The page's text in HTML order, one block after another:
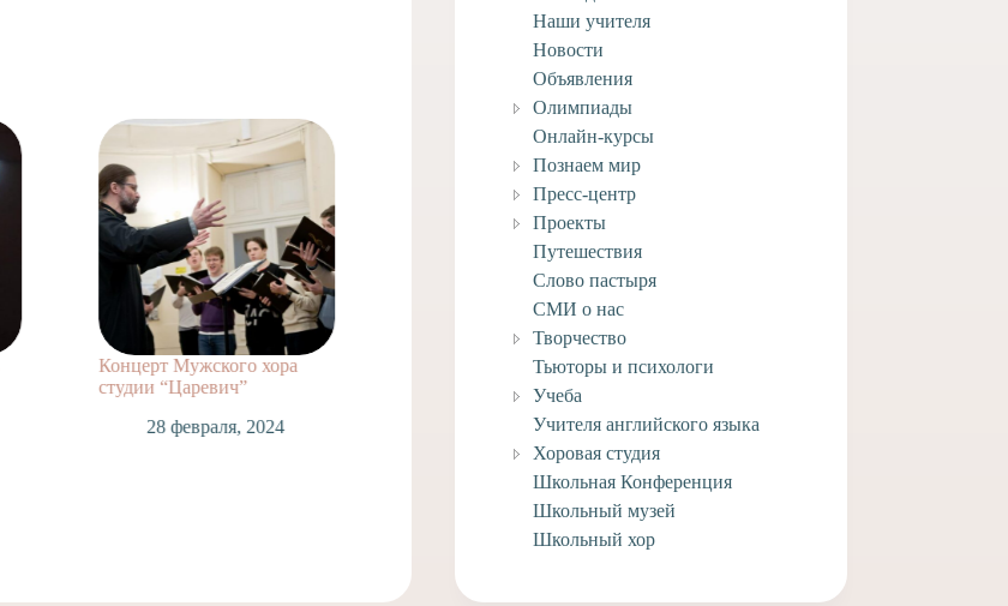
Концерт Мужского хора
студии “Царевич”
28 февраля, 2024
Поездка студии «Царевич»
14 февраля, 2024
Наши учителя
Новости
Объявления
Олимпиады
Онлайн-курсы
Познаем мир
Пресс-центр
Проекты
Путешествия
Слово пастыря
СМИ о нас
Творчество
Тьюторы и психологи
Учеба
Учителя английского языка
Хоровая студия
Школьная Конференция
Школьный музей
Школьный хор